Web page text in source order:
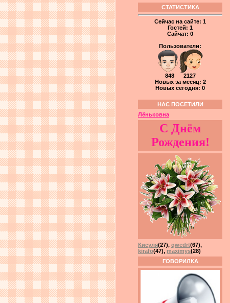
СТАТИСТИКА
Сейчас на сайте: 1
Гостей: 1
Сайчат: 0
Пользователи:
848 2127
Новых за месяц: 2
Новых сегодня: 0
НАС ПОСЕТИЛИ
Лёньковна
С Днём
Рождения!
Кисуля(27), qwedrt(67),
kirafo(47), maximys(28)
ГОВОРИЛКА